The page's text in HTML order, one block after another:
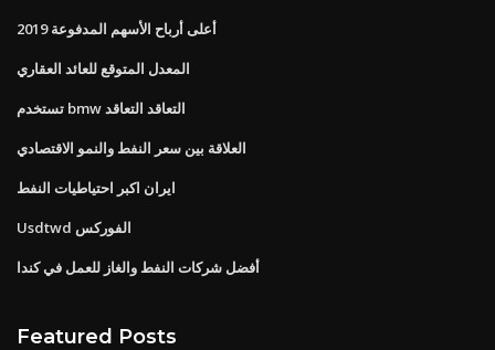
أعلى أرباح الأسهم المدفوعة 2019
المعدل المتوقع للعائد العقاري
تستخدم bmw التعاقد التعاقد
العلاقة بين سعر النفط والنمو الاقتصادي
ايران اكبر احتياطيات النفط
Usdtwd الفوركس
أفضل شركات النفط والغاز للعمل في كندا
Featured Posts